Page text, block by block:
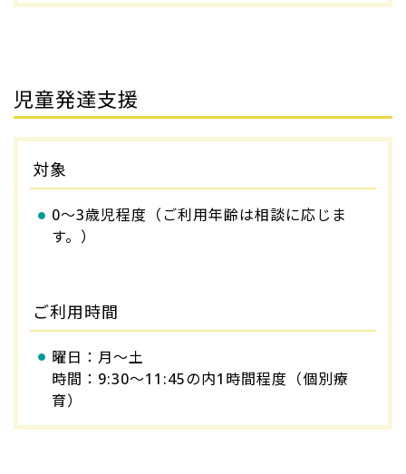
児童発達支援
対象
0～3歳児程度（ご利用年齢は相談に応じま
す。）
ご利用時間
曜日：月～土
時間：9:30～11:45の内1時間程度（個別療
育）